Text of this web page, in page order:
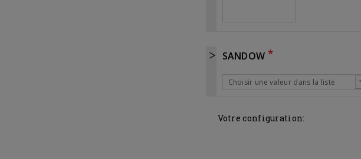
SANDOW *
Choisir une valeur dans la liste
Votre configuration: